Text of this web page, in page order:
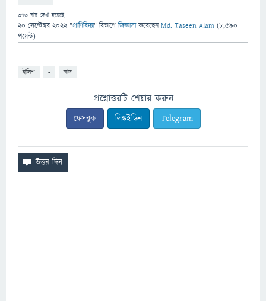
373 বার দেখা হয়েছে
20 সেপ্টেম্বর 2022 "প্রাণিবিদ্যা" বিভাগে জিজ্ঞাসাকরেছেনMd. Taseen Alam (8,590
পয়েন্ট)
ইলিশ - স্বাদ
প্রশ্নোত্তরটি শেয়ার করুন
ফেসবুক লিঙ্কইডিন Telegram